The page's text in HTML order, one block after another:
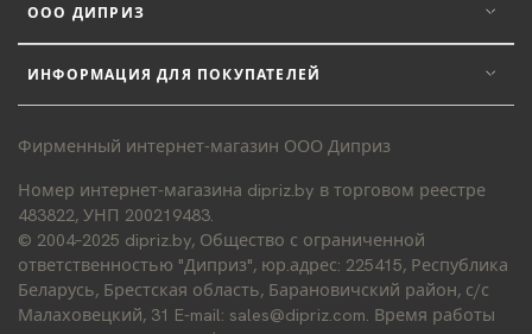
ООО ДИПРИЗ
ИНФОРМАЦИЯ ДЛЯ ПОКУПАТЕЛЕЙ
Фирменный интернет-магазин ООО Диприз
Номер интернет-магазина dipriz.by в торговом реестре
483822, УНП 200219483.
© 2004–2025 dipriz.by, Общество с ограниченной
ответственностью "Диприз", юр.адрес: 225415, Республика
Беларусь, Брестская область, Барановичский район, с/с
Малаховецкий, 31 E-mail: sales@dipriz.com. Время работы